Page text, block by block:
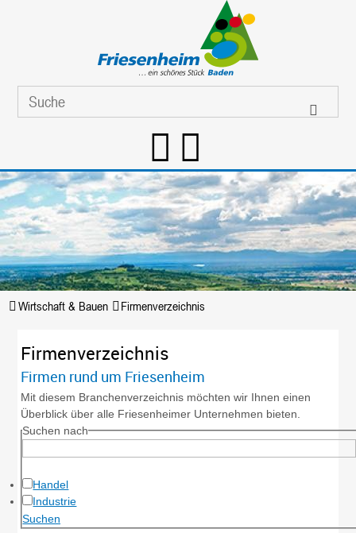
Wirtschaft & Bauen Firmenverzeichnis
Firmenverzeichnis
Firmen rund um Friesenheim
Mit diesem Branchenverzeichnis möchten wir Ihnen einen
Überblick über alle Friesenheimer Unternehmen bieten.
Suchen nach
Handel
Industrie